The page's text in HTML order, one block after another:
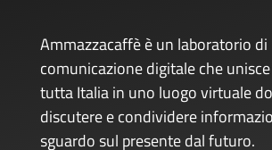
Ammazzacaffè è un laboratorio di
comunicazione digitale che
tutta Italia in uno luogo virtuale
discutere e condividere
sguardo sul presente dal futuro.